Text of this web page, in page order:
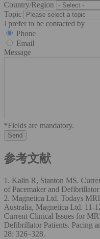
Country/Region
Topic
I prefer to be contacted by
Phone
Email
Message
*Fields are mandatory.
参考文献
1. Kalin R, Stanton MS.
of Pacemaker and
2. Magnetica Ltd. Todays
Australia, Magnetica Ltd. 11-
Current Clinical Issues for
Defibrillator Patients. Pacing
28: 326–328.